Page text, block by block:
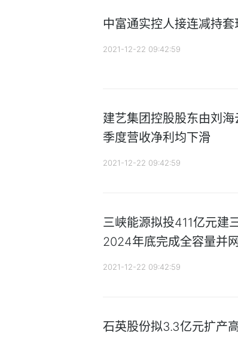
中富通实控人接连减持
2021-12-22 09:42:59
建艺集团控股股东由刘
季度营收净利均下滑
2021-12-22 09:42:59
三峡能源拟投411亿元建
2024年底完成全容量并网
2021-12-22 09:42:59
石英股份拟3.3亿元扩产